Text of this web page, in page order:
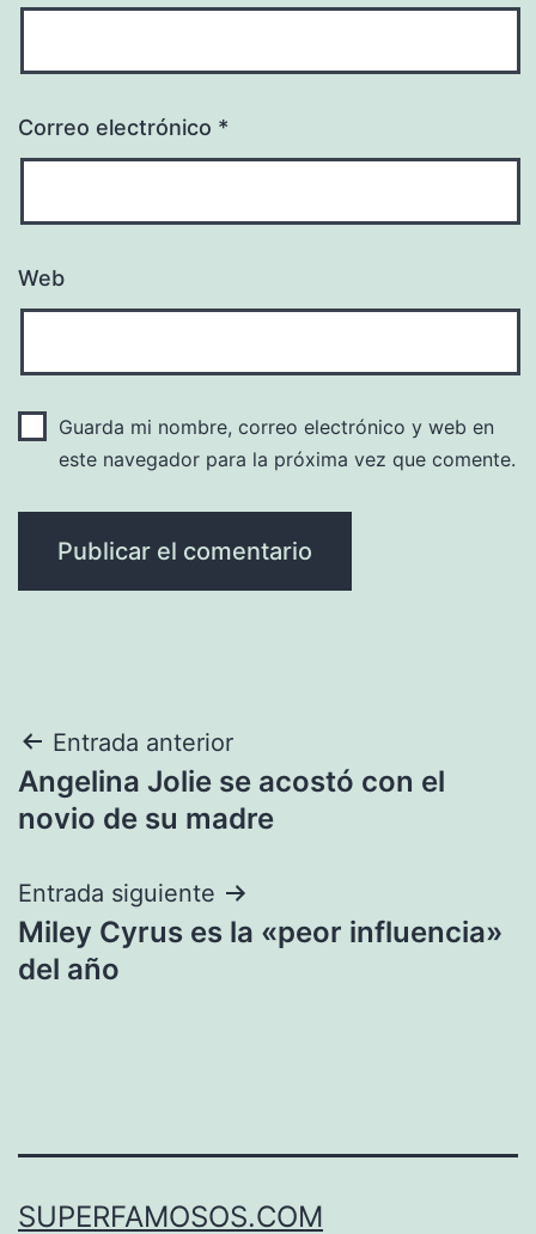
Correo electrónico *
Web
Guarda mi nombre, correo electrónico y web en
este navegador para la próxima vez que comente.
Navegación
de
Entrada anterior
Angelina Jolie se acostó con el
novio de su madre
Entrada siguiente
Miley Cyrus es la «peor influencia»
del año
SUPERFAMOSOS.COM